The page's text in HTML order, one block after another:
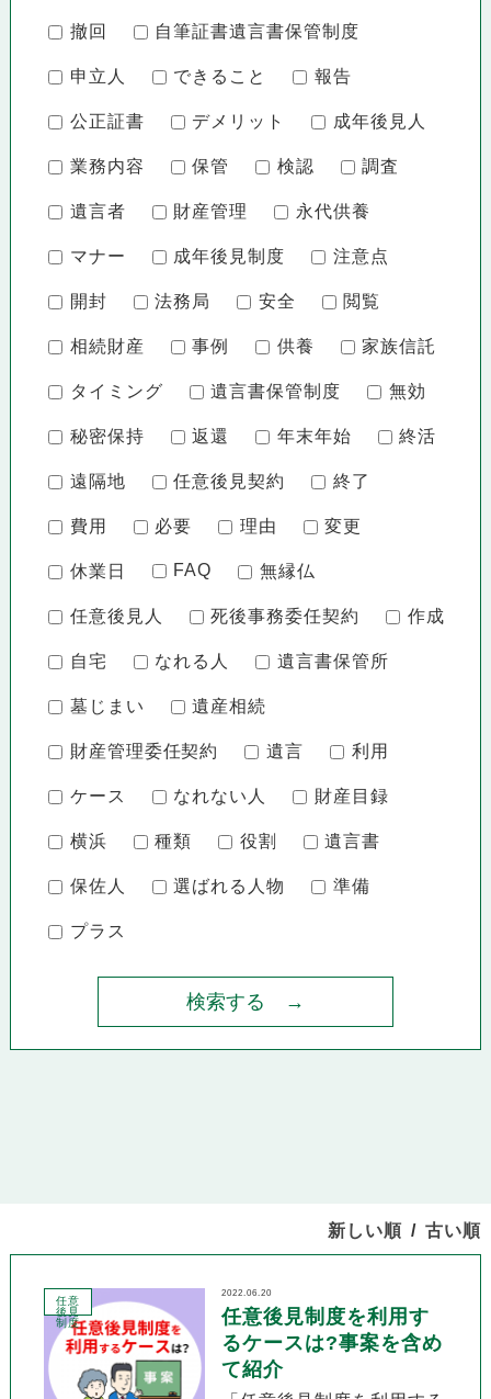
撤回 自筆証書遺言書保管制度
申立人 できること 報告
公正証書 デメリット 成年後見人
業務内容 保管 検認 調査
遺言者 財産管理 永代供養
マナー 成年後見制度 注意点
開封 法務局 安全 閲覧
相続財産 事例 供養 家族信託
タイミング 遺言書保管制度 無効
秘密保持 返還 年末年始 終活
遠隔地 任意後見契約 終了
費用 必要 理由 変更
休業日 FAQ 無縁仏
任意後見人 死後事務委任契約 作成
自宅 なれる人 遺言書保管所
墓じまい 遺産相続
財産管理委任契約 遺言 利用
ケース なれない人 財産目録
横浜 種類 役割 遺言書
保佐人 選ばれる人物 準備
プラス
新しい順 古い順
任意
後見
制度
2022.06.20
任意後見制度を利用す
るケースは?事案を含め
て紹介